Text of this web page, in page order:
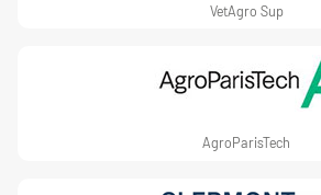
VetAgro Sup
AgroParisTech